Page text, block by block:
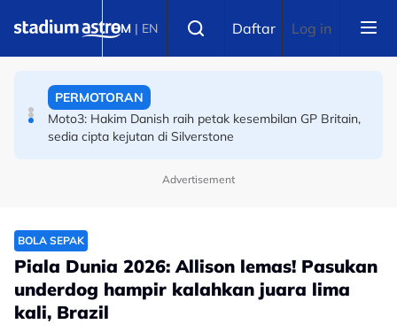
BM | EN Daftar Log in
Sejarah Tercipta! Malaysia raih emas pertama
PERMOTORAN
Moto3: Hakim Danish raih petak kesembilan GP Britain,
sedia cipta kejutan di Silverstone
Advertisement
BOLA SEPAK
Piala Dunia 2026: Allison lemas! Pasukan
underdog hampir kalahkan juara lima
kali, Brazil